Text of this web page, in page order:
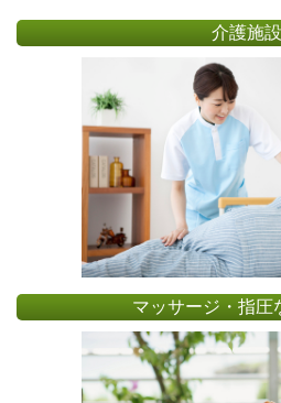
介護施設
マッサージ・指圧